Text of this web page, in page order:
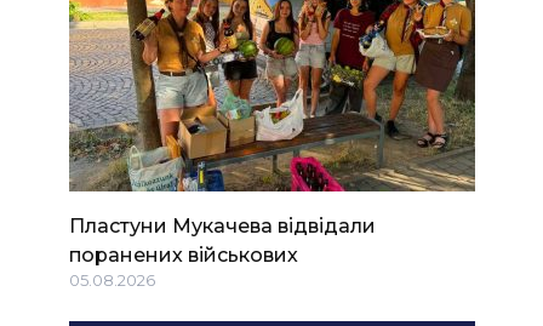
Пластуни Мукачева відвідали
поранених військових
05.08.2026